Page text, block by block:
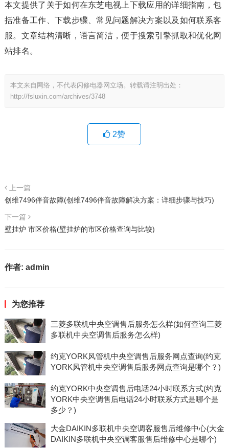
本文提供了关于如何在东芝电视上下载应用的详细指南，包
括准备工作、下载步骤、常见问题解决方案以及如何联系客
服。文章结构清晰，语言简洁，便于搜索引擎抓取和优化网
站排名。
本文来自网络，不代表闪修电器网立场。转载请注明出处：
http://fsluxin.com/archives/3748
2赞
上一篇
创维7496伴音故障(创维7496伴音故障解决方案：详细步骤与技巧)
下一篇
壁挂炉 市区价格(壁挂炉的市区价格查询与比较)
作者: admin
为您推荐
三菱多联机中央空调售后服务怎么样(如何查询三菱
多联机中央空调售后服务怎么样)
约克YORK风管机中央空调售后服务网点查询(约克
YORK风管机中央空调售后服务网点查询是哪个？)
约克YORK中央空调售后电话24小时联系方式(约克
YORK中央空调售后电话24小时联系方式是哪个是
多少？)
大金DAIKIN多联机中央空调客服售后维修中心(大金
DAIKIN多联机中央空调客服售后维修中心是哪个)